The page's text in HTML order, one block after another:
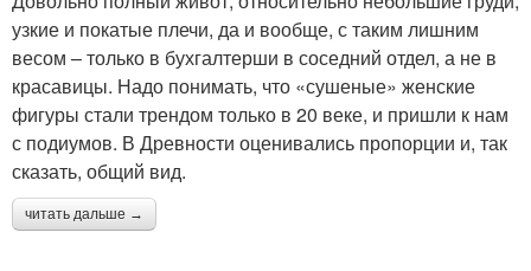
узкие и покатые плечи, да и вообще, с таким лишним
весом – только в бухгалтерши в соседний отдел, а не в
красавицы. Надо понимать, что «сушеные» женские
фигуры стали трендом только в 20 веке, и пришли к нам
с подиумов. В Древности оценивались пропорции и, так
сказать, общий вид.
читать дальше →